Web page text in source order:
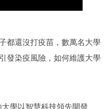
都還沒打疫苗，數萬名大學
發染疫風險，如何維護大學
大學以智慧科技領先開發